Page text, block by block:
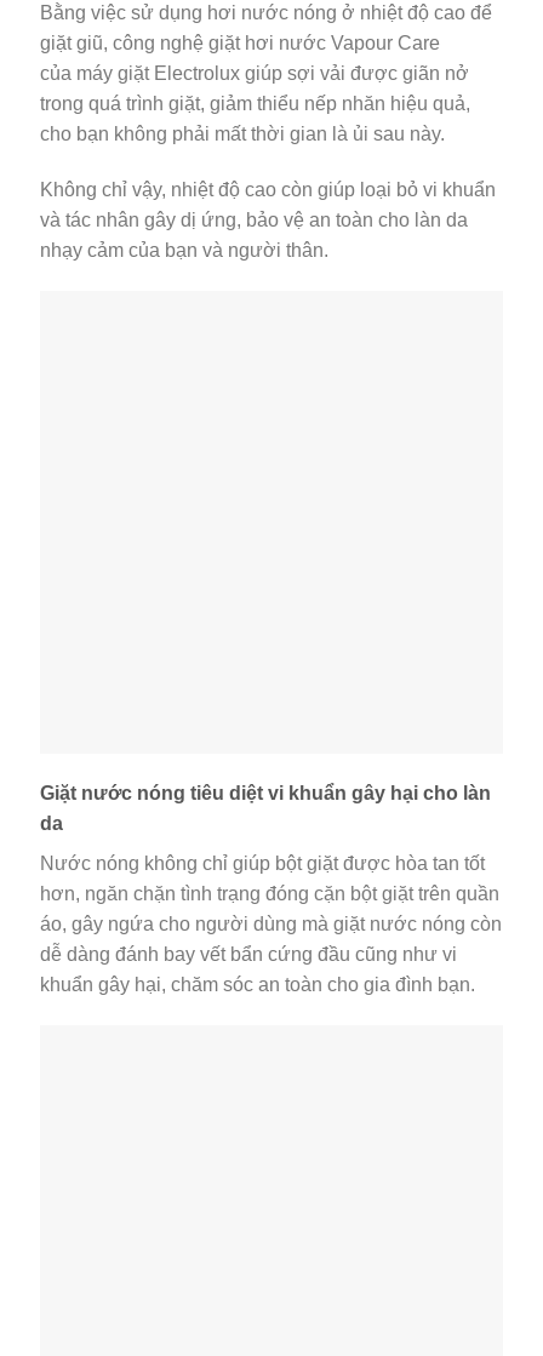
Bằng việc sử dụng hơi nước nóng ở nhiệt độ cao để
giặt giũ, công nghệ giặt hơi nước Vapour Care
của máy giặt Electrolux giúp sợi vải được giãn nở
trong quá trình giặt, giảm thiểu nếp nhăn hiệu quả,
cho bạn không phải mất thời gian là ủi sau này.
Không chỉ vậy, nhiệt độ cao còn giúp loại bỏ vi khuẩn
và tác nhân gây dị ứng, bảo vệ an toàn cho làn da
nhạy cảm của bạn và người thân.
Giặt nước nóng tiêu diệt vi khuẩn gây hại cho làn
da
Nước nóng không chỉ giúp bột giặt được hòa tan tốt
hơn, ngăn chặn tình trạng đóng cặn bột giặt trên quần
áo, gây ngứa cho người dùng mà giặt nước nóng còn
dễ dàng đánh bay vết bẩn cứng đầu cũng như vi
khuẩn gây hại, chăm sóc an toàn cho gia đình bạn.